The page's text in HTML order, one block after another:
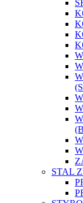
STAL